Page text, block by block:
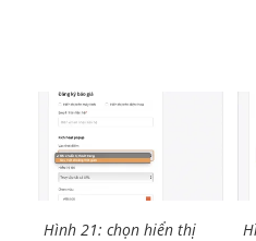
Hình 21: chọn hiển thị